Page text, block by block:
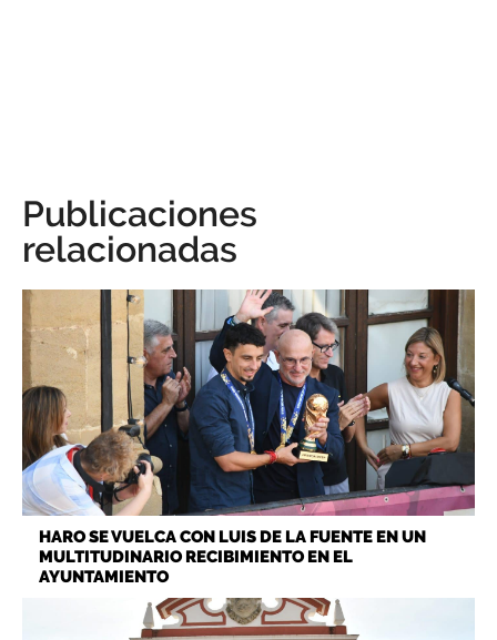
Publicaciones
relacionadas
HARO SE VUELCA CON LUIS DE LA FUENTE EN UN
MULTITUDINARIO RECIBIMIENTO EN EL
AYUNTAMIENTO